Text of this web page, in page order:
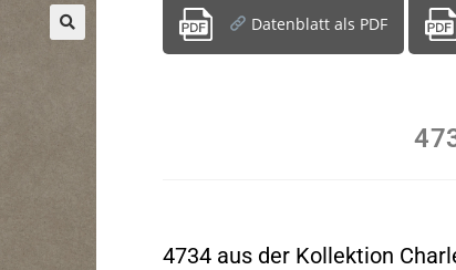
Datenblatt als PDF
4734 aus der Kollektion